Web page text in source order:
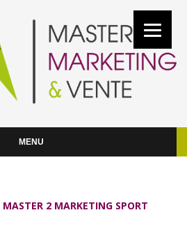
MENU
MASTER 2 MARKETING SPORT